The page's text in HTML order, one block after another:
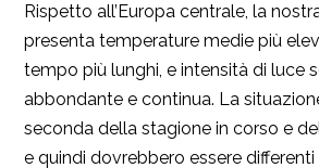
Rispetto all’Europa centrale, la
presenta temperature medie più
tempo più lunghi, e intensità di luce
abbondante e continua. La
seconda della stagione in corso e
e quindi dovrebbero essere differenti